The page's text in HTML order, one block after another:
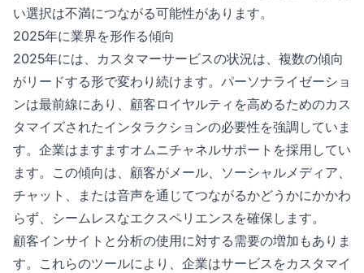
い選択は不満につながる可能性があります。
2025年に業界を形作る傾向
2025年には、カスタマーサービスの状況は、複数の傾向
がリードする形で変わり続けます。パーソナライゼーショ
ンは最前線にあり、顧客ロイヤルティを高めるためのカス
タマイズされたインタラクションの必要性を強調していま
す。企業はますますオムニチャネルサポートを採用してい
ます。この傾向は、顧客がメール、ソーシャルメディア、
チャット、または音声を通じてつながるかどうかにかかわ
らず、シームレスなエクスペリエンスを確保します。
顧客インサイトと分析の使用に対する需要の増加もありま
す。これらのツールにより、企業はサービスをカスタマイ